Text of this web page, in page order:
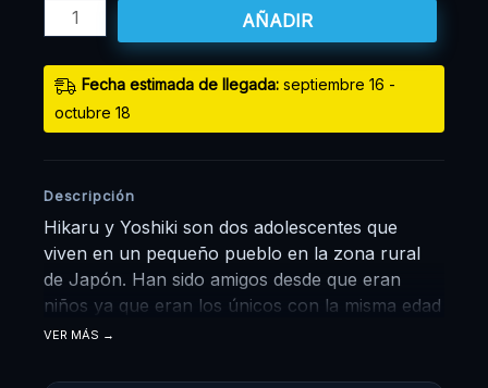
AÑADIR
Fecha estimada de llegada: septiembre 16 -
octubre 18
Descripción
Hikaru y Yoshiki son dos adolescentes que
viven en un pequeño pueblo en la zona rural
de Japón. Han sido amigos desde que eran
niños ya que eran los únicos con la misma edad
en el pueblo, por lo que a pesar de tener
dos mantienen una amistad estrecha. Sin
VER MÁS